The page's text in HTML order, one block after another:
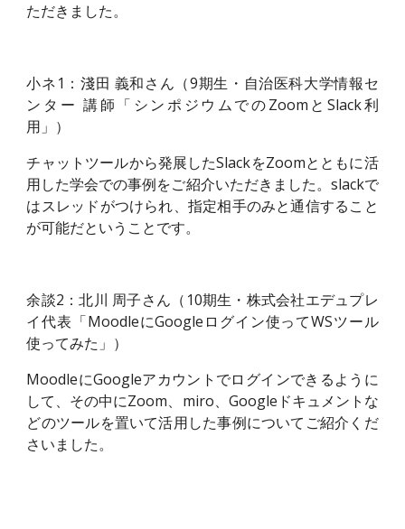
ただきました。
小ネ1：淺田 義和さん（9期生・自治医科大学情報セ
ンター 講師「シンポジウムでのZoomとSlack利
用」）
チャットツールから発展したSlackをZoomとともに活
用した学会での事例をご紹介いただきました。slackで
はスレッドがつけられ、指定相手のみと通信すること
が可能だということです。
余談2：北川 周子さん（10期生・株式会社エデュプレ
イ代表「MoodleにGoogleログイン使ってWSツール
使ってみた」）
MoodleにGoogleアカウントでログインできるように
して、その中にZoom、miro、 Googleドキュメントな
どのツールを置いて活用した事例についてご紹介くだ
さいました。